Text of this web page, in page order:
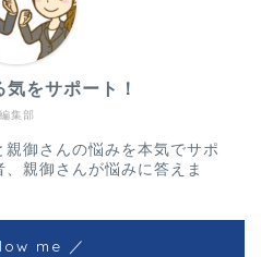
編集部
をサポート！
親御さんの悩みを本気でサポ
親御さんが悩みに答えま
me ／